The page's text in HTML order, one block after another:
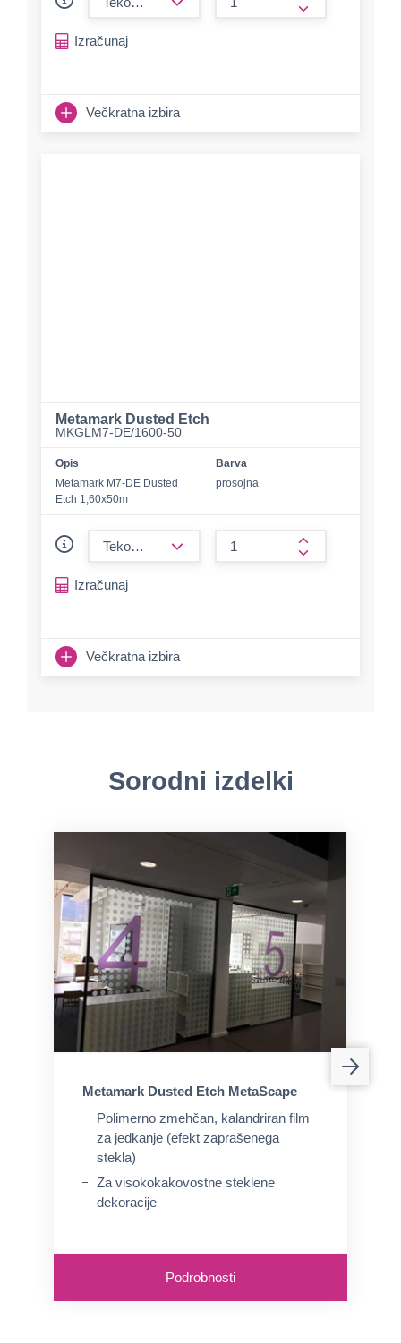
form.increase-
Izračunaj
Večkratna izbira
Metamark Dusted Etch
MKGLM7-DE/1600-50
Opis
Metamark M7-DE Dusted
Etch 1,60x50m
Barva
prosojna
form.increase-
Izračunaj
Večkratna izbira
Sorodni izdelki
Metamark Dusted Etch MetaScape
Polimerno zmehčan, kalandriran film
za jedkanje (efekt zaprašenega
stekla)
Za visokokakovostne steklene
dekoracije
Podrobnosti